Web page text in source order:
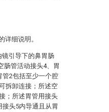
详细说明。
引导下的鼻胃肠
肠管活动接头4、胃
管2包括至少一个腔
拆卸连接；所述空
；所述胃管用接头
头5内导通且从胃